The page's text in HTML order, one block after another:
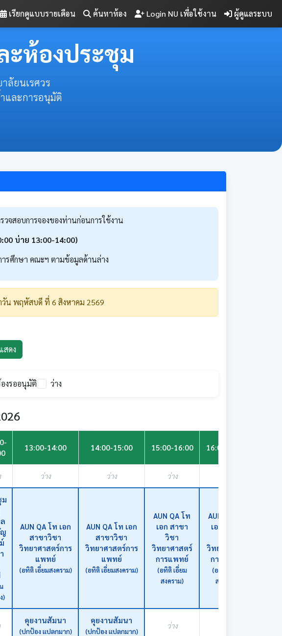
เรียกดูแบบรายเดือน ค้นหาห้อง Login NU เพื่อใช้งาน ผู้ดูแลระบบ
ะห้องประชุม
ลัยนเรศวร
และการอนุมัติ
จสอบการจองของท่านก่อนการใช้งาน
บ่าย 13:00-14:00)
รศึกษา คณะฯ ตามข้อมูลด้านล่าง
วัน พฤหัสบดี ที่ 6 สิงหาคม 2569
สดง
งรออนุมัติ ว่าง
13:00-14:00 14:00-15:00 15:00-16:00 16:00-17:00
ว่าง ว่าง ว่าง
ม
)
AUN QA โท เอก
สาขาวิชา
วิทยาศาสตร์การ
แพทย์
(อทิติ เอี่ยมสงคราม)
AUN QA โท เอก
สาขาวิชา
วิทยาศาสตร์การ
แพทย์
(อทิติ เอี่ยมสงคราม)
AUN QA โท
เอก สาขา
วิชา
วิทยาศาสตร์
การแพทย์
(อทิติ เอี่ยม
สงคราม)
AUN QA โท
เอก สาขา
วิทยาศาสตร์
การแพทย์
(อทิติ เอี่ยม
สงคราม)
คุยงานสัมนา
(ปกป้อง แปลกมาก)
คุยงานสัมนา
(ปกป้อง แปลกมาก)
ว่าง